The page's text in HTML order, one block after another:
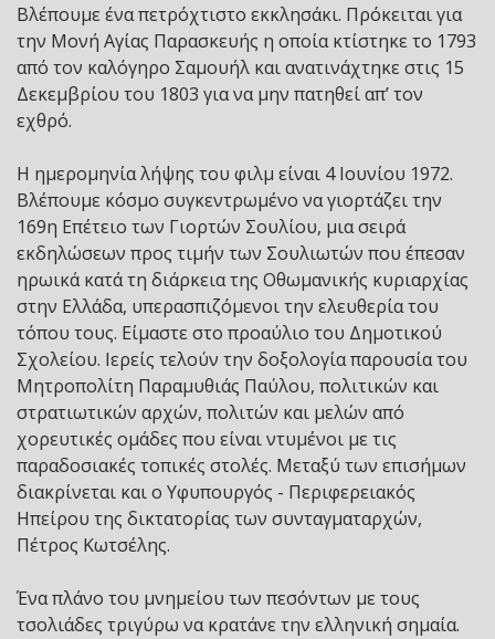
Βλέπουμε ένα πετρόχτιστο εκκλησάκι. Πρόκειται για
την Μονή Αγίας Παρασκευής η οποία κτίστηκε το 1793
από τον καλόγηρο Σαμουήλ και ανατινάχτηκε στις 15
Δεκεμβρίου του 1803 για να μην πατηθεί απ’ τον
εχθρό.
Η ημερομηνία λήψης του φιλμ είναι 4 Ιουνίου 1972.
Βλέπουμε κόσμο συγκεντρωμένο να γιορτάζει την
169η Επέτειο των Γιορτών Σουλίου, μια σειρά
εκδηλώσεων προς τιμήν των Σουλιωτών που έπεσαν
ηρωικά κατά τη διάρκεια της Οθωμανικής κυριαρχίας
στην Ελλάδα, υπερασπιζόμενοι την ελευθερία του
τόπου τους. Είμαστε στο προαύλιο του Δημοτικού
Σχολείου. Ιερείς τελούν την δοξολογία παρουσία του
Μητροπολίτη Παραμυθιάς Παύλου, πολιτικών και
στρατιωτικών αρχών, πολιτών και μελών από
χορευτικές ομάδες που είναι ντυμένοι με τις
παραδοσιακές τοπικές στολές. Μεταξύ των επισήμων
διακρίνεται και ο Υφυπουργός - Περιφερειακός
Ηπείρου της δικτατορίας των συνταγματαρχών,
Πέτρος Κωτσέλης.
Ένα πλάνο του μνημείου των πεσόντων με τους
τσολιάδες τριγύρω να κρατάνε την ελληνική σημαία.